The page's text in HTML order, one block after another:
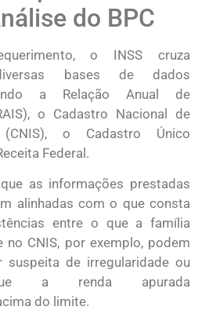
do BPC
o INSS cruza
bases de dados
a Relação Anual de
o Cadastro Nacional de
o Cadastro Único
Federal.
as informações prestadas
alinhadas com o que consta
entre o que a família
CNIS, por exemplo, podem
suspeita de irregularidade ou
a renda apurada
do limite.